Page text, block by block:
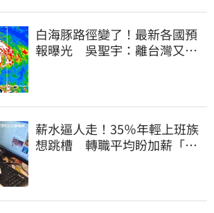
白海豚路徑變了！最新各國預
報曝光 吳聖宇：離台灣又更
薪水逼人走！35％年輕上班族
想跳槽 轉職平均盼加薪「破